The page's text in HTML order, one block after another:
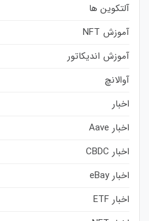
آلتکوین ها
آموزش NFT
آموزش اندیکاتور
آوالانچ
اخبار
اخبار Aave
اخبار CBDC
اخبار eBay
اخبار ETF